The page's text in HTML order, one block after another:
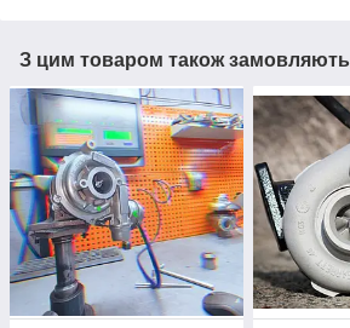
З цим товаром також замовляють